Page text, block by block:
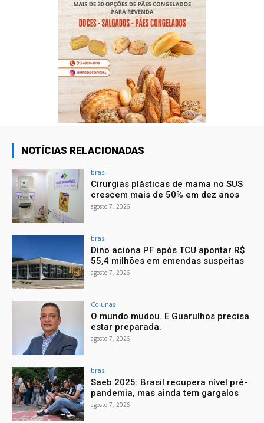
NOTÍCIAS RELACIONADAS
brasil
Cirurgias plásticas de mama no SUS
crescem mais de 50% em dez anos
agosto 7, 2026
brasil
Dino aciona PF após TCU apontar R$
55,4 milhões em emendas suspeitas
agosto 7, 2026
Colunas
O mundo mudou. E Guarulhos precisa
estar preparada.
agosto 7, 2026
brasil
Saeb 2025: Brasil recupera nível pré-
pandemia, mas ainda tem gargalos
agosto 7, 2026